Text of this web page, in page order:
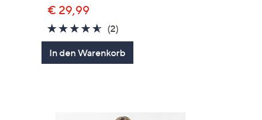
€ 29,99
4.5
von
5
(2)
Bewertungen
In den Warenkorb